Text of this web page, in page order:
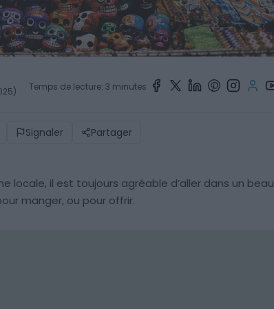
Temps de lecture: 3 minutes
Signaler Partager
locale, il est toujours agréable d’aller dans un beau
manger, ou pour offrir.